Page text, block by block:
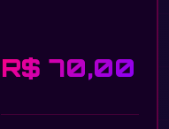
R$ 70,00